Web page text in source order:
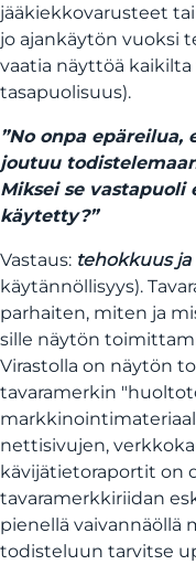
jääkiekkovarusteet
jo ajankäytön vuoksi
vaatia näyttöä
tasapuolisuus).
”No onpa
joutuu
Miksei se
käytetty?”
Vastaus: tehokkuus ja
käytännöllisyys).
parhaiten, miten ja
sille näytön
Virastolla on näytön
tavaramerkin
nettisivujen,
kävijätietoraportit on
tavaramerkkiriidan
pienellä vaivannäöllä
todisteluun tarvitse